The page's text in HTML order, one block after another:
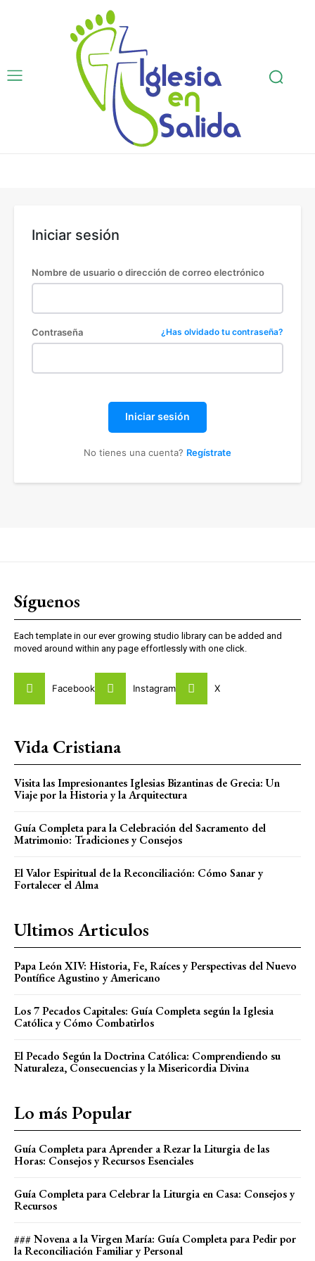
Iniciar sesión
Nombre de usuario o dirección de correo electrónico
Contraseña ¿Has olvidado tu contraseña?
Iniciar sesión
No tienes una cuenta? Regístrate
Síguenos
Each template in our ever growing studio library can be added and
moved around within any page effortlessly with one click.
Facebook Instagram X
Vida Cristiana
Visita las Impresionantes Iglesias Bizantinas de Grecia: Un
Viaje por la Historia y la Arquitectura
Guía Completa para la Celebración del Sacramento del
Matrimonio: Tradiciones y Consejos
El Valor Espiritual de la Reconciliación: Cómo Sanar y
Fortalecer el Alma
Ultimos Articulos
Papa León XIV: Historia, Fe, Raíces y Perspectivas del Nuevo
Pontífice Agustino y Americano
Los 7 Pecados Capitales: Guía Completa según la Iglesia
Católica y Cómo Combatirlos
El Pecado Según la Doctrina Católica: Comprendiendo su
Naturaleza, Consecuencias y la Misericordia Divina
Lo más Popular
Guía Completa para Aprender a Rezar la Liturgia de las
Horas: Consejos y Recursos Esenciales
Guía Completa para Celebrar la Liturgia en Casa: Consejos y
Recursos
### Novena a la Virgen María: Guía Completa para Pedir por
la Reconciliación Familiar y Personal